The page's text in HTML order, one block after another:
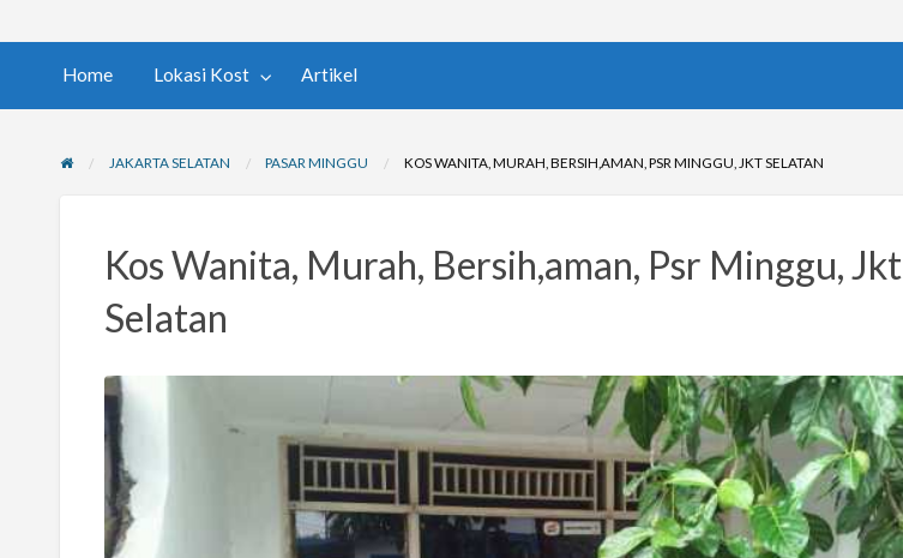
Home Lokasi Kost Artikel
JAKARTA SELATAN PASAR MINGGU KOS WANITA, MURAH, BERSIH,AMAN, PSR MINGGU, JKT SELATAN
Kos Wanita, Murah, Bersih,aman, Psr Minggu, Jkt
Selatan